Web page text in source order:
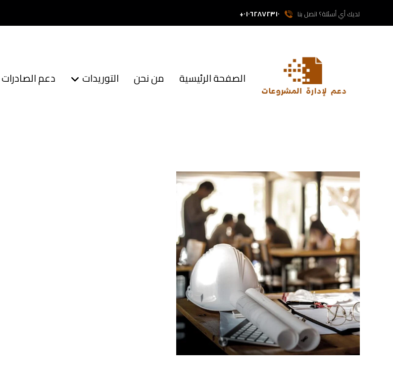
لديك أي أسئلة؟ اتصل بنا ٠١٠٦٢٨٧٢٣١٠+
الصفحة الرئيسية من نحن التوريدات دعم الصادرات